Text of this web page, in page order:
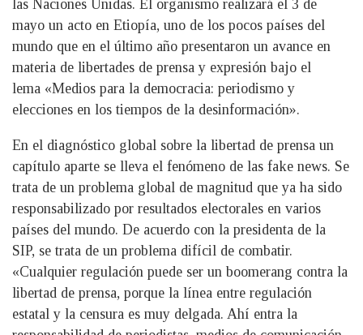
las Naciones Unidas. El organismo realizará el 3 de
mayo un acto en Etiopía, uno de los pocos países del
mundo que en el último año presentaron un avance en
materia de libertades de prensa y expresión bajo el
lema «Medios para la democracia: periodismo y
elecciones en los tiempos de la desinformación».
En el diagnóstico global sobre la libertad de prensa un
capítulo aparte se lleva el fenómeno de las fake news. Se
trata de un problema global de magnitud que ya ha sido
responsabilizado por resultados electorales en varios
países del mundo. De acuerdo con la presidenta de la
SIP, se trata de un problema difícil de combatir.
«Cualquier regulación puede ser un boomerang contra la
libertad de prensa, porque la línea entre regulación
estatal y la censura es muy delgada. Ahí entra la